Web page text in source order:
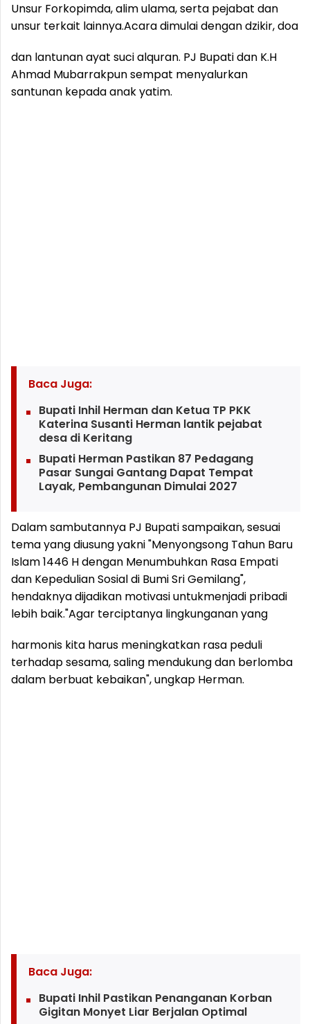
Unsur Forkopimda, alim ulama, serta pejabat dan
unsur terkait lainnya.Acara dimulai dengan dzikir, doa
dan lantunan ayat suci alquran. PJ Bupati dan K.H
Ahmad Mubarrakpun sempat menyalurkan
santunan kepada anak yatim.
Baca Juga:
Bupati Inhil Herman dan Ketua TP PKK
Katerina Susanti Herman lantik pejabat
desa di Keritang
Bupati Herman Pastikan 87 Pedagang
Pasar Sungai Gantang Dapat Tempat
Layak, Pembangunan Dimulai 2027
Dalam sambutannya PJ Bupati sampaikan, sesuai
tema yang diusung yakni "Menyongsong Tahun Baru
Islam 1446 H dengan Menumbuhkan Rasa Empati
dan Kepedulian Sosial di Bumi Sri Gemilang",
hendaknya dijadikan motivasi untukmenjadi pribadi
lebih baik."Agar terciptanya lingkunganan yang
harmonis kita harus meningkatkan rasa peduli
terhadap sesama, saling mendukung dan berlomba
dalam berbuat kebaikan", ungkap Herman.
Baca Juga:
Bupati Inhil Pastikan Penanganan Korban
Gigitan Monyet Liar Berjalan Optimal